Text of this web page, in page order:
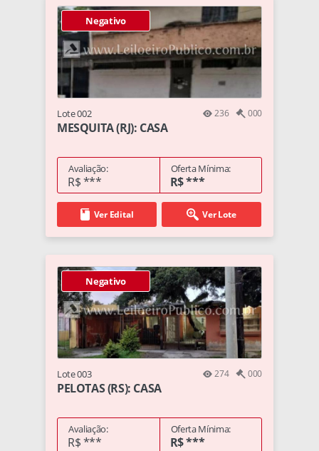
Negativo
Lote 002 236 000
MESQUITA (RJ): CASA
Avaliação:
R$ ***
Oferta Mínima:
R$ ***
Ver Edital Ver Lote
Negativo
Lote 003 274 000
PELOTAS (RS): CASA
Avaliação:
R$ ***
Oferta Mínima:
R$ ***